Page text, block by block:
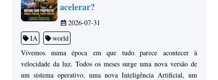
acelerar?
2026-07-31
IA
world
Vivemos numa época em que tudo parece acontecer à
velocidade da luz. Todos os meses surge uma nova versão de
um sistema operativo, uma nova Inteligência Artificial, um